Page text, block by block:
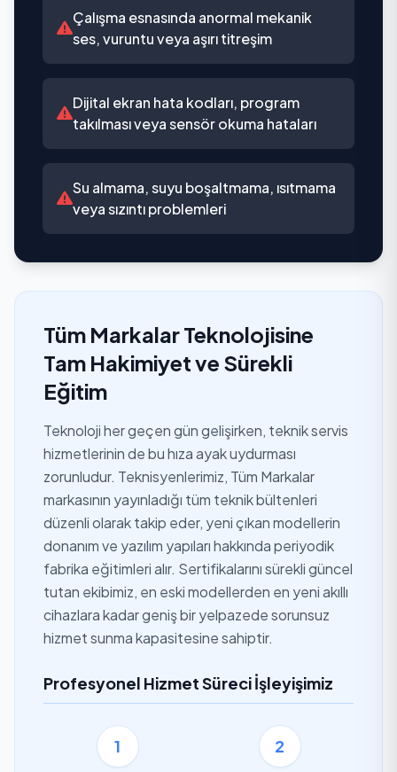
Çalışma esnasında anormal mekanik
ses, vuruntu veya aşırı titreşim
Dijital ekran hata kodları, program
takılması veya sensör okuma hataları
Su almama, suyu boşaltmama, ısıtmama
veya sızıntı problemleri
Tüm Markalar Teknolojisine
Tam Hakimiyet ve Sürekli
Eğitim
Teknoloji her geçen gün gelişirken, teknik servis
hizmetlerinin de bu hıza ayak uydurması
zorunludur. Teknisyenlerimiz, Tüm Markalar
markasının yayınladığı tüm teknik bültenleri
düzenli olarak takip eder, yeni çıkan modellerin
donanım ve yazılım yapıları hakkında periyodik
fabrika eğitimleri alır. Sertifikalarını sürekli güncel
tutan ekibimiz, en eski modellerden en yeni akıllı
cihazlara kadar geniş bir yelpazede sorunsuz
hizmet sunma kapasitesine sahiptir.
Profesyonel Hizmet Süreci İşleyişimiz
1 2